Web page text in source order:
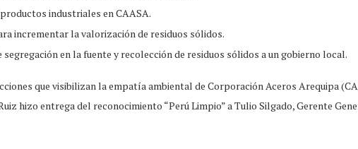
industriales en CAASA.
incrementar la valorización de residuos sólidos.
en la fuente y recolección de residuos sólidos a un gobierno local.
que visibilizan la empatía ambiental de Corporación Aceros Arequipa
hizo entrega del reconocimiento “Perú Limpio” a Tulio Silgado, Gerente